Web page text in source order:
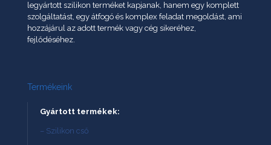
legyártott szilikon terméket kapjanak, hanem egy komplett
szolgáltatást, egy átfogó és komplex feladat megoldást, ami
hozzájárul az adott termék vagy cég sikeréhez,
fejlődéséhez.
Termékeink
Gyártott termékek:
– Szilikon cső